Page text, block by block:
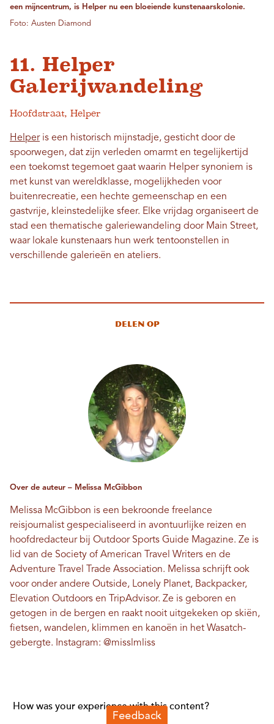
een mijncentrum, is Helper nu een bloeiende kunstenaarskolonie.
Foto: Austen Diamond
11. Helper
Galerijwandeling
Hoofdstraat, Helper
Helperis een historisch mijnstadje, gesticht door de
spoorwegen, dat zijn verleden omarmt en tegelijkertijd
een toekomst tegemoet gaat waarin Helper synoniem is
met kunst van wereldklasse, mogelijkheden voor
buitenrecreatie, een hechte gemeenschap en een
gastvrije, kleinstedelijke sfeer. Elke vrijdag organiseert de
stad een thematische galeriewandeling door Main Street,
waar lokale kunstenaars hun werk tentoonstellen in
verschillende galerieën en ateliers.
Delen op
Over de auteur – Melissa McGibbon
Melissa McGibbon is een bekroonde freelance
reisjournalist gespecialiseerd in avontuurlijke reizen en
hoofdredacteur bij Outdoor Sports Guide Magazine. Ze is
lid van de Society of American Travel Writers en de
Adventure Travel Trade Association. Melissa schrijft ook
voor onder andere Outside, Lonely Planet, Backpacker,
Elevation Outdoors en TripAdvisor. Ze is geboren en
getogen in de bergen en raakt nooit uitgekeken op skiën,
fietsen, wandelen, klimmen en kanoën in het Wasatch-
gebergte. Instagram: @misslmliss